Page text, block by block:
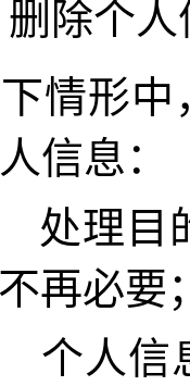
删除个人
情形中
信息：
处理目
再必要；
个人信